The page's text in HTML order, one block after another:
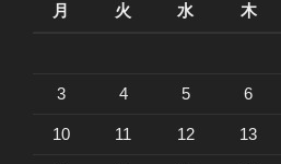
月
火 水 木
3 4 5 6
10 11 12 13